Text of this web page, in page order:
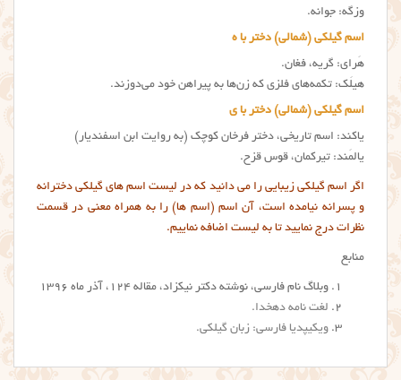
وزگه: جوانه.
اسم گیلکی (شمالی) دختر با ه
هَرای: گریه، فغان.
هیلَک: تکمه‌های فلزی که زن‌ها به پیراهن خود می‌دوزند.
اسم گیلکی (شمالی) دختر با ی
یاکند: اسم تاریخی، دختر فرخان کوچک (به روایت ابن اسفندیار)
یالمَند: تیرکمان، قوس قزح.
اگر اسم گیلکی زیبایی را می دانید که در لیست اسم های گیلکی دخترانه
و پسرانه نیامده است، آن اسم (اسم ها) را به همراه معنی در قسمت
نظرات درج نمایید تا به لیست اضافه نماییم.
منابع
وبلاگ نام فارسی، نوشته دکتر نیکزاد، مقاله ۱۲۴، آذر ماه ۱۳۹۶
لغت نامه دهخدا.
ویکیپدیا فارسی: زبان گیلکی.